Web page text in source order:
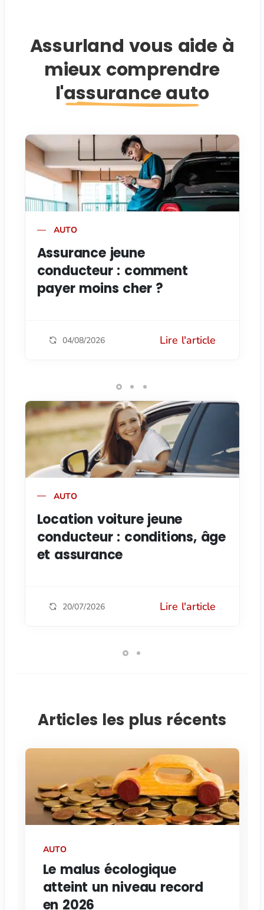
Assurland vous aide à
mieux comprendre
l'assurance auto
AUTO
Assurance jeune
conducteur : comment
payer moins cher ?
04/08/2026 Lire l'article
AUTO
Location voiture jeune
conducteur : conditions, âge
et assurance
20/07/2026 Lire l'article
Articles les plus récents
AUTO
Le malus écologique
atteint un niveau record
en 2026